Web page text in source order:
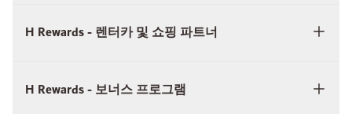
H Rewards - 렌터카 및 쇼핑 파트너
H Rewards - 보너스 프로그램